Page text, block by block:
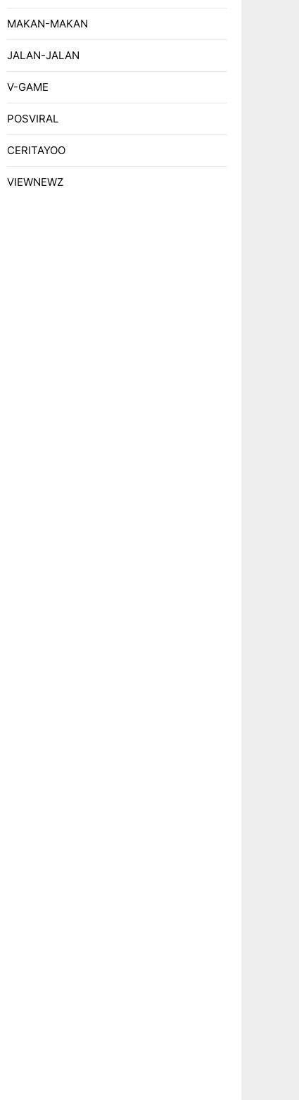
MAKAN-MAKAN
JALAN-JALAN
V-GAME
POSVIRAL
CERITAYOO
VIEWNEWZ